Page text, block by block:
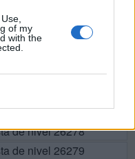
of my
with the
de nivel 26275
de nivel 26276
de nivel 26277
de nivel 26278
de nivel 26279